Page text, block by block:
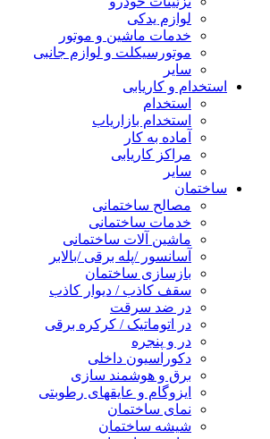
لوازم یدکی
خدمات ماشین و موتور
موتورسیکلت و لوازم جانبی
سایر
استخدام و کاریابی
استخدام
استخدام بازاریاب
آماده به کار
مراکز کاریابی
سایر
ساختمان
مصالح ساختمانی
خدمات ساختمانی
ماشین آلات ساختمانی
آسانسور /پله برقی /بالابر
بازسازی ساختمان
سقف کاذب / دیوار کاذب
در ضد سرقت
در اتوماتیک / کرکره برقی
در و پنجره
دکوراسیون داخلی
برق و هوشمند سازی
ایزوگام و عایقهای رطوبتی
نمای ساختمان
شیشه ساختمان